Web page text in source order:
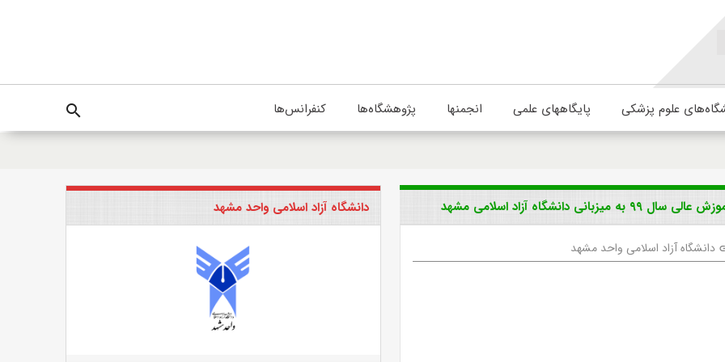
علوم پزشکی پایگاههای علمی انجمنها پژوهشگاه‌ها کنفرانس‌ها search
آزاد اسلامی مشهد
دانشگاه آزاد اسلامی واحد مشهد
دانشگاه آزاد اسلامی واحد مشهد